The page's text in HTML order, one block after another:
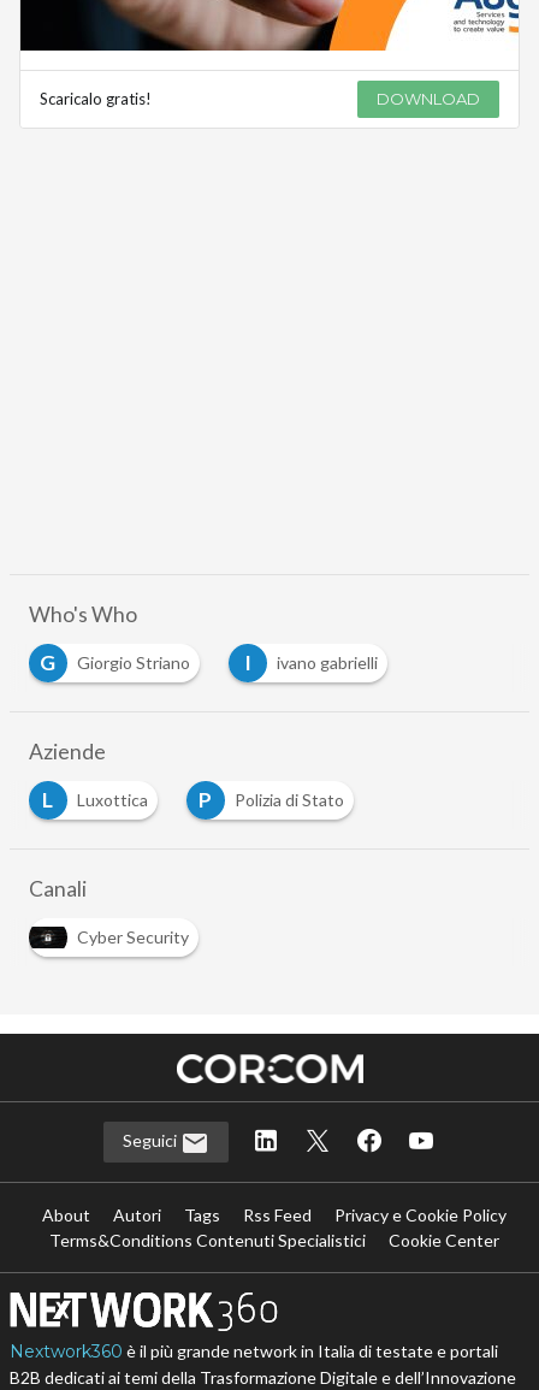
Scaricalo gratis! DOWNLOAD
Who's Who
G
Giorgio Striano I ivano gabrielli
Aziende
L
Luxottica P Polizia di Stato
Canali
Cyber Security
Seguici
About Autori Tags Rss Feed
Privacy e Cookie Policy
Terms&Conditions Contenuti Specialistici
Cookie Center
Nextwork360 è il più grande network in Italia di testate e portali
B2B dedicati ai temi della Trasformazione Digitale e dell’Innovazione